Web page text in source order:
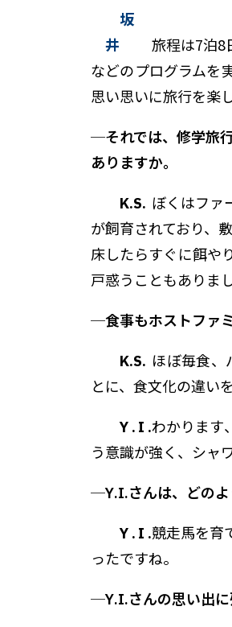
坂
井
旅程は7泊8
などのプログラムを
思い思いに旅行を楽
─それでは、修学旅
ありますか。
K.S. ぼくはファ
が飼育されており、
床したらすぐに餌や
戸惑うこともありま
─食事もホストファ
K.S. ほぼ毎食、
とに、食文化の違い
Y.I.わかります
う意識が強く、シャ
─Y.I.さんは、どのよ
Y.I.競走馬を育
ったですね。
─Y.I.さんの思い出に